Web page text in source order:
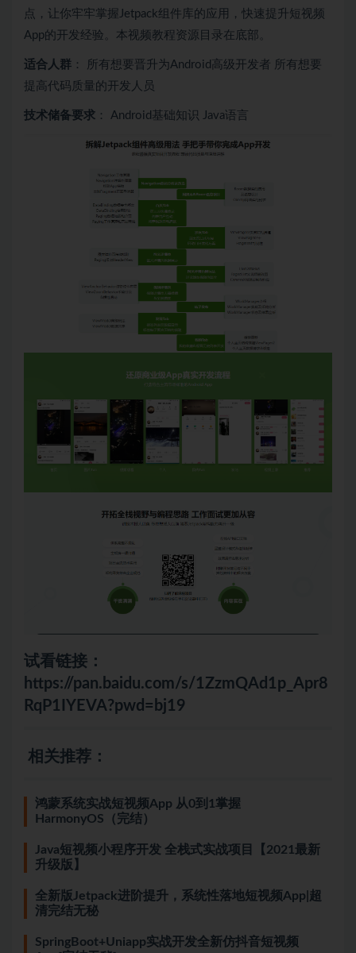
点，让你牢牢掌握Jetpack组件库的应用，快速提升短视频
App的开发经验。本视频教程资源目录在底部。
适合人群 ： 所有想要晋升为Android高级开发者 所有想要
提高代码质量的开发人员
技术储备要求 ： Android基础知识 Java语言
试看链接：
https://pan.baidu.com/s/1ZzmQAd1p_Apr8
RqP1IYEVA?pwd=bj19
相关推荐：
鸿蒙系统实战短视频App 从0到1掌握
HarmonyOS（完结）
Java短视频小程序开发 全栈式实战项目【2021最新
升级版】
全新版Jetpack进阶提升，系统性落地短视频App|超
清完结无秘
SpringBoot+Uniapp实战开发全新仿抖音短视频